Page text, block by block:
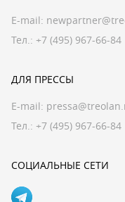
E-mail:
Тел.: +7 (495) 967-66-84
ДЛЯ ПРЕССЫ
E-mail:
Тел.: +7 (495) 967-66-84
СОЦИАЛЬНЫЕ СЕТИ